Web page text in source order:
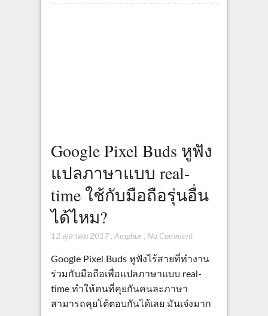
Google Pixel Buds หูฟัง
แปลภาษาแบบ real-
time ใช้กับมือถือรุ่นอื่น
ได้ไหม?
12 ตุลาคม 2017, Amphur, No Comment
Google Pixel Buds หูฟังไร้สายที่ทำงาน
ร่วมกับมือถือเพื่อแปลภาษาแบบ real-
time ทำให้คนที่คุยกันคนละภาษา
สามารถคุยโต้ตอบกันได้เลย มันเจ๋งมาก